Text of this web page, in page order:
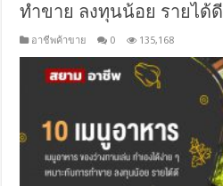
ทำขาย ลงทุนน้อย รายได้ดี
อาชีพค้าขาย 0 135,168